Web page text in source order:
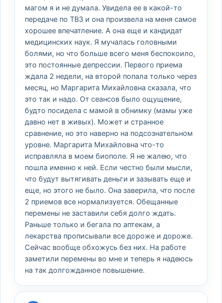
магом я и не думала. Увидела ее в какой-то
передаче по ТВ3 и она произвела на меня самое
хорошее впечатление. А она еще и кандидат
медицинских наук. Я мучалась головными
болями, но что больше всего меня беспокоило,
это постоянные депрессии. Первого приема
ждала 2 недели, на второй попала только через
месяц, но Маргарита Михайловна сказала, что
это так и надо. От сеансов было ощущение,
будто посидела с мамой в обнимку (мамы уже
давно нет в живых). Может и странное
сравнение, но это наверно на подсознательном
уровне. Маргарита Михайловна что-то
исправляла в моем биополе. Я не жалею, что
пошла именно к ней. Если честно были мысли,
что будут вытягивать деньги и зазывать еще и
еще, но этого не было. Она заверила, что после
2 приемов все нормализуется. Обещанные
перемены не заставили себя долго ждать.
Раньше только и бегала по аптекам, а
лекарства прописывали все дороже и дороже.
Сейчас вообще обхожусь без них. На работе
заметили перемены во мне и теперь я надеюсь
на так долгожданное повышение.